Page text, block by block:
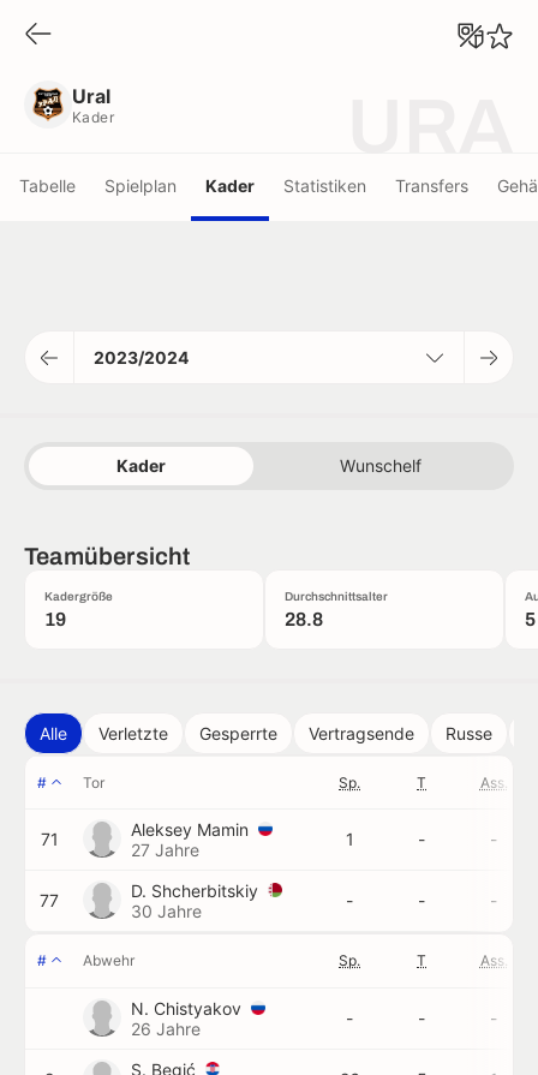
Ural
Kader
Tabelle Spielplan Kader Statistiken Transfers
2023/2024
Kader Wunschelf
Teamübersicht
Kadergröße
19
Durchschnittsalter
28.8
Alle Verletzte Gesperrte Vertragsende Russe
# Tor Sp. T Ass.
71
Aleksey Mamin
27 Jahre
1 - -
77
D. Shcherbitskiy
30 Jahre
- - -
# Abwehr Sp. T Ass.
N. Chistyakov
26 Jahre
- - -
S. Begić